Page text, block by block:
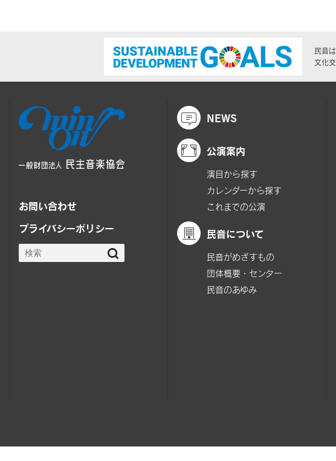
民音
文化
お問い合わせ
プライバシーポリシー
NEWS
公演案内
演目から探す
カレンダーから探す
これまでの公演
民音について
民音がめざすもの
団体概要・センター
民音のあゆみ